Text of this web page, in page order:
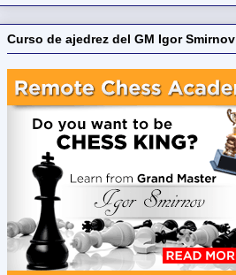
Curso de ajedrez del GM Igor Smirnov